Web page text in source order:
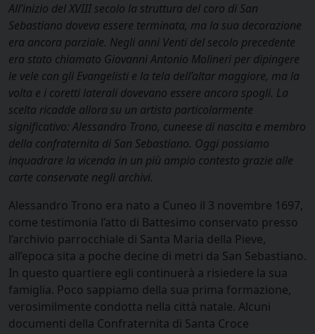
All’inizio del XVIII secolo la struttura del coro di San
Sebastiano doveva essere terminata, ma la sua decorazione
era ancora parziale. Negli anni Venti del secolo precedente
era stato chiamato Giovanni Antonio Molineri per dipingere
le vele con gli Evangelisti e la tela dell’altar maggiore, ma la
volta e i coretti laterali dovevano essere ancora spogli. La
scelta ricadde allora su un artista particolarmente
significativo: Alessandro Trono, cuneese di nascita e membro
della confraternita di San Sebastiano. Oggi possiamo
inquadrare la vicenda in un più ampio contesto grazie alle
carte conservate negli archivi.
Alessandro Trono era nato a Cuneo il 3 novembre 1697,
come testimonia l’atto di Battesimo conservato presso
l’archivio parrocchiale di Santa Maria della Pieve,
all’epoca sita a poche decine di metri da San Sebastiano.
In questo quartiere egli continuerà a risiedere la sua
famiglia. Poco sappiamo della sua prima formazione,
verosimilmente condotta nella città natale. Alcuni
documenti della Confraternita di Santa Croce